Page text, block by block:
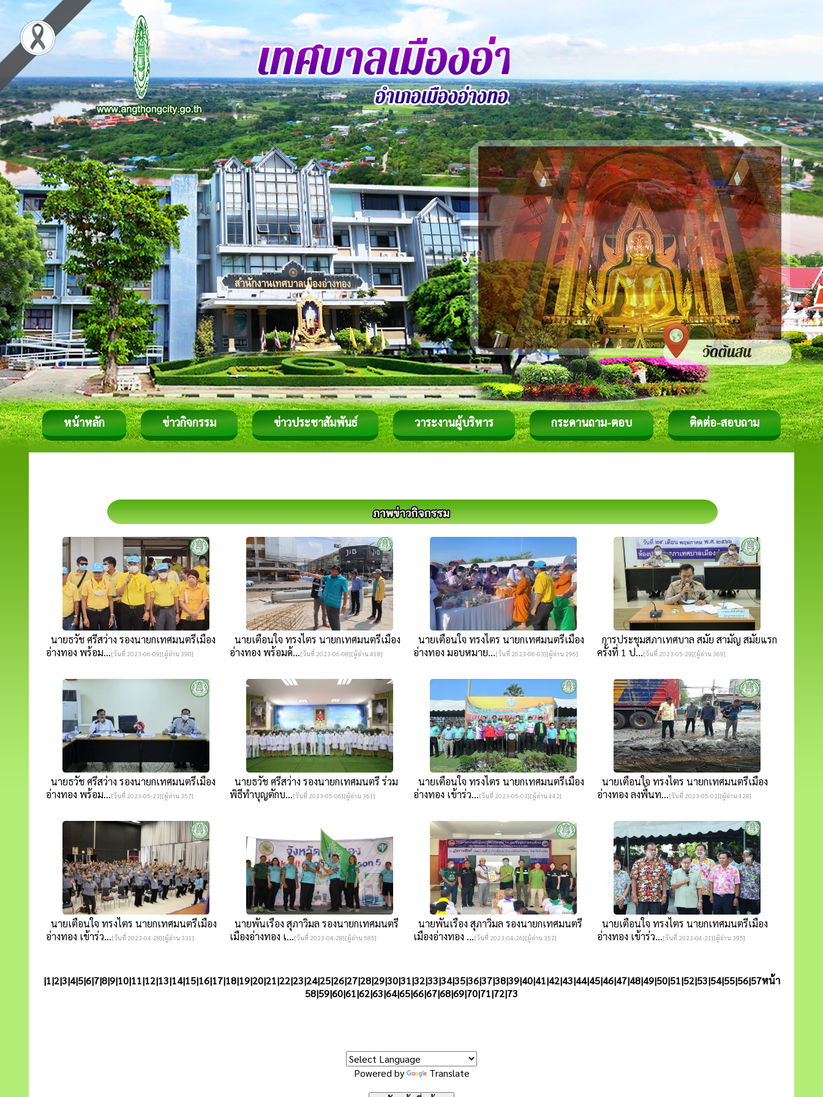
หน้าหลัก ข่าวกิจกรรม ข่าวประชาสัมพันธ์ วาระงานผู้บริหาร กระดานถาม-ตอบ ติดต่อ-สอบถาม
นายธวัช ศรีสว่าง รองนายกเทศมนตรีเมือง
อ่างทอง พร้อม...[วันที่ 2023-06-09][ผู้อ่าน 390]
นายเตือนใจ ทรงไตร นายกเทศมนตรีเมือง
อ่างทอง พร้อมด้...[วันที่ 2023-06-08][ผู้อ่าน 418]
นายเตือนใจ ทรงไตร นายกเทศมนตรีเมือง
อ่างทอง มอบหมาย...[วันที่ 2023-06-03][ผู้อ่าน 296]
การประชุมสภาเทศบาล สมัย สามัญ สมัยแรก
ครั้งที่ 1 ป...[วันที่ 2023-05-29][ผู้อ่าน 369]
นายธวัช ศรีสว่าง รองนายกเทศมนตรีเมือง
อ่างทอง พร้อม...[วันที่ 2023-05-23][ผู้อ่าน 357]
นายธวัช ศรีสว่าง รองนายกเทศมนตรี ร่วม
พิธีทำบุญตักบ...[วันที่ 2023-05-06][ผู้อ่าน 361]
นายเตือนใจ ทรงไตร นายกเทศมนตรีเมือง
อ่างทอง เข้าร่ว...[วันที่ 2023-05-03][ผู้อ่าน 442]
นายเตือนใจ ทรงไตร นายกเทศมนตรีเมือง
อ่างทอง ลงพื้นท...[วันที่ 2023-05-02][ผู้อ่าน 428]
นายเตือนใจ ทรงไตร นายกเทศมนตรีเมือง
อ่างทอง เข้าร่ว...[วันที่ 2023-04-28][ผู้อ่าน 331]
นายพันเรือง สุภาวิมล รองนายกเทศมนตรี
เมืองอ่างทอง เ...[วันที่ 2023-04-28][ผู้อ่าน 585]
นายพันเรือง สุภาวิมล รองนายกเทศมนตรี
เมืองอ่างทอง ...[วันที่ 2023-04-26][ผู้อ่าน 352]
นายเตือนใจ ทรงไตร นายกเทศมนตรีเมือง
อ่างทอง เข้าร่ว...[วันที่ 2023-04-21][ผู้อ่าน 395]
|1|2|3|4|5|6|7|8|9|10|11|12|13|14|15|16|17|18|19|20|21|22|23|24|25|26|27|28|29|30|31|32|33|34|35|36|37|38|39|40|41|42|43|44|45|46|47|48|49|50|51|52|53|54|55|56|57หน้า
58|59|60|61|62|63|64|65|66|67|68|69|70|71|72|73
Powered by Translate